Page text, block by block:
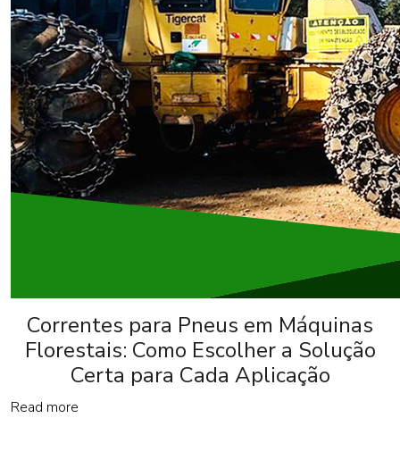
Correntes para Pneus em Máquinas
Florestais: Como Escolher a Solução
Certa para Cada Aplicação
Read more